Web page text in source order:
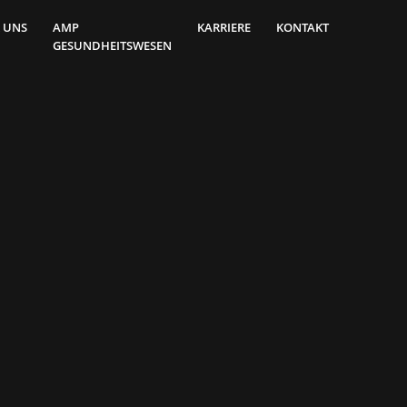
UNS
AMP
GESUNDHEITSWESEN
KARRIERE KONTAKT